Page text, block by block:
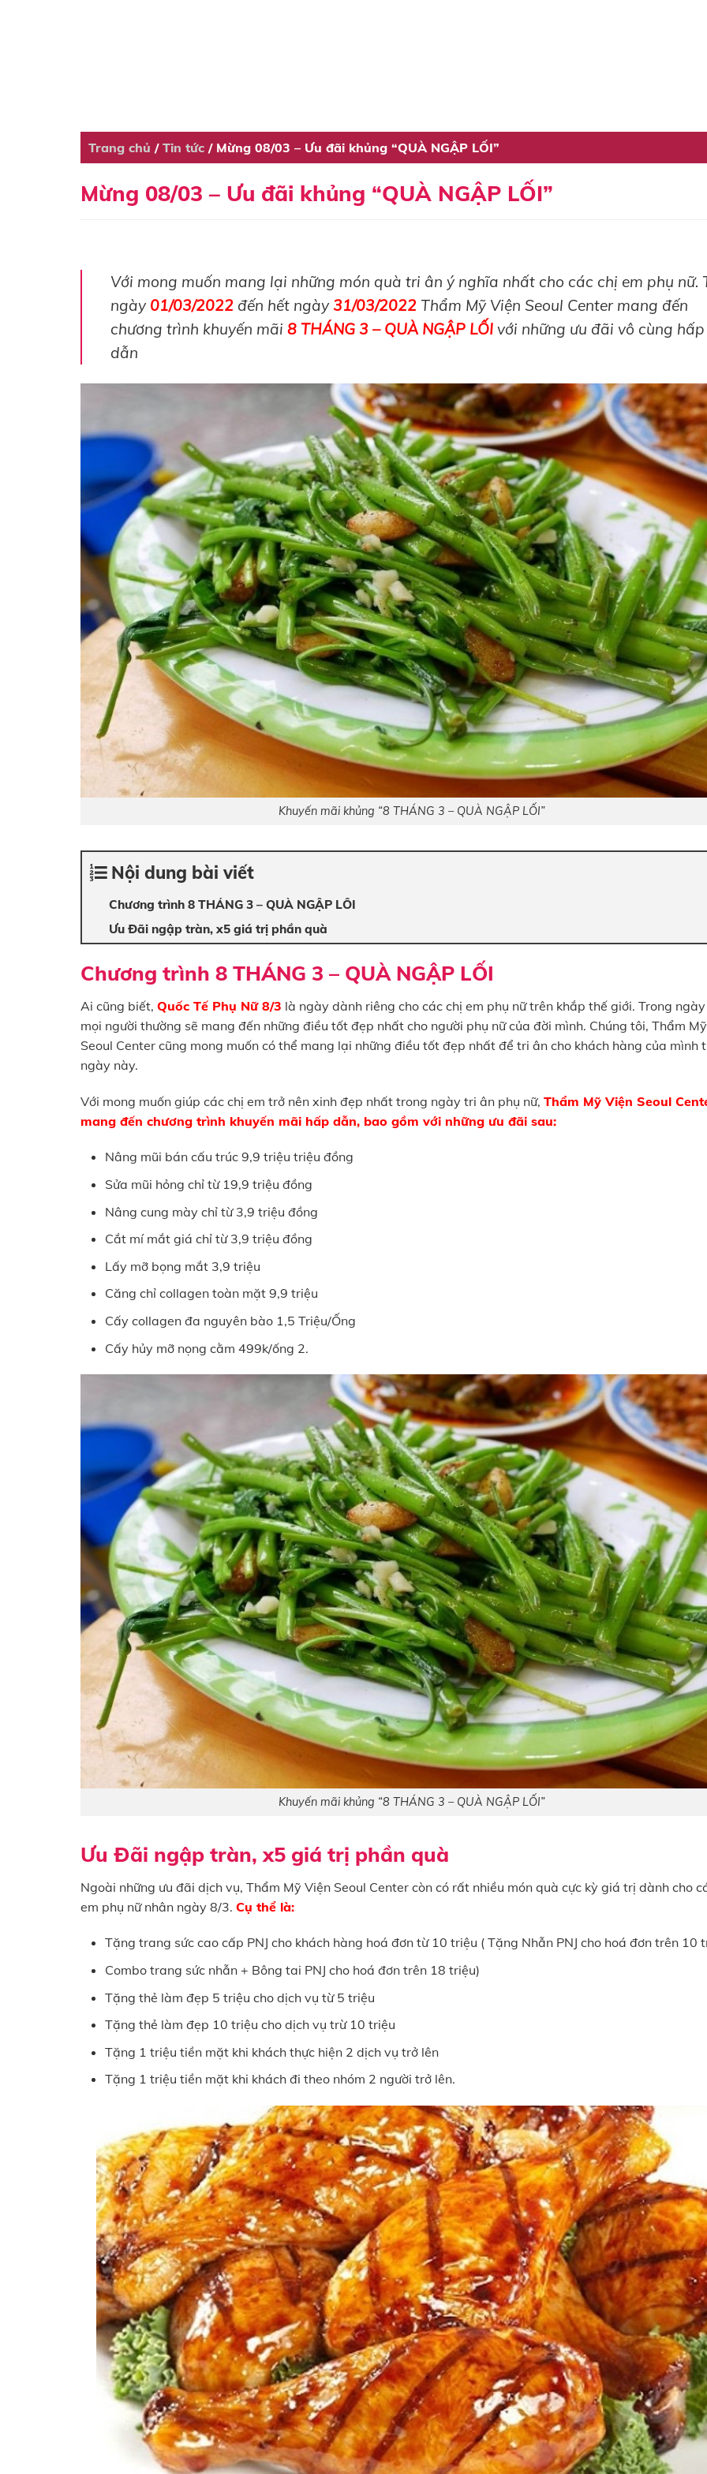
Trang chủ / Tin tức / Mừng 08/03 – Ưu đãi khủng “QUÀ NGẬP LỐI”
Mừng 08/03 – Ưu đãi khủng “QUÀ NGẬP LỐI”
Với mong muốn mang lại những món quà tri ân ý nghĩa nhất cho các chị em phụ nữ.
ngày 01/03/2022 đến hết ngày31/03/2022 Thẩm Mỹ Viện Seoul Center mang đến
chương trình khuyến mãi 8 THÁNG 3 – QUÀ NGẬP LỐI với những ưu đãi vô cùng hấp
dẫn
Khuyến mãi khủng “8 THÁNG 3 – QUÀ NGẬP LỐI”
Nội dung bài viết
Chương trình 8 THÁNG 3 – QUÀ NGẬP LỐI
Ưu Đãi ngập tràn, x5 giá trị phần quà
Chương trình 8 THÁNG 3 – QUÀ NGẬP LỐI
Ai cũng biết, Quốc Tế Phụ Nữ 8/3 là ngày dành riêng cho các chị em phụ nữ trên khắp thế giới. Trong
mọi người thường sẽ mang đến những điều tốt đẹp nhất cho người phụ nữ của đời mình. Chúng tôi, Thẩm
Seoul Center cũng mong muốn có thể mang lại những điều tốt đẹp nhất để tri ân cho khách hàng của mình
ngày này.
Với mong muốn giúp các chị em trở nên xinh đẹp nhất trong ngày tri ân phụ nữ, Thẩm Mỹ Viện Seoul
mang đến chương trình khuyến mãi hấp dẫn, bao gồm với những ưu đãi sau:
Nâng mũi bán cấu trúc 9,9 triệu triệu đồng
Sửa mũi hỏng chỉ từ 19,9 triệu đồng
Nâng cung mày chỉ từ 3,9 triệu đồng
Cắt mí mắt giá chỉ từ 3,9 triệu đồng
Lấy mỡ bọng mắt 3,9 triệu
Căng chỉ collagen toàn mặt 9,9 triệu
Cấy collagen đa nguyên bào 1,5 Triệu/Ống
Cấy hủy mỡ nọng cằm 499k/ống 2.
Khuyến mãi khủng “8 THÁNG 3 – QUÀ NGẬP LỐI”
Ưu Đãi ngập tràn, x5 giá trị phần quà
Ngoài những ưu đãi dịch vụ, Thẩm Mỹ Viện Seoul Center còn có rất nhiều món quà cực kỳ giá trị dành cho
em phụ nữ nhân ngày 8/3. Cụ thể là:
Tặng trang sức cao cấp PNJ cho khách hàng hoá đơn từ 10 triệu ( Tặng Nhẫn PNJ cho hoá đơn trên 10
Combo trang sức nhẫn + Bông tai PNJ cho hoá đơn trên 18 triệu)
Tặng thẻ làm đẹp 5 triệu cho dịch vụ từ 5 triệu
Tặng thẻ làm đẹp 10 triệu cho dịch vụ trừ 10 triệu
Tặng 1 triệu tiền mặt khi khách thực hiện 2 dịch vụ trở lên
Tặng 1 triệu tiền mặt khi khách đi theo nhóm 2 người trở lên.